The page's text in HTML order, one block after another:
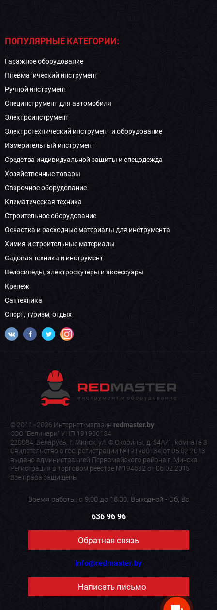
ПОПУЛЯРНЫЕ КАТЕГОРИИ:
Гаражное оборудование
Пневматический инструмент
Ручной инструмент
Специнструмент для автомобиля
Электроинструмент
Электротехнический инструмент и оборудование
Измерительный инструмент
Средства индивидуальной защиты и спецодежда
Хозяйственные товары
Сварочное оборудование
Климатическая техника
Строительное оборудование
Оснастка и расходные материалы для инструмента
Химия и строительные материалы
Садовая техника и инструмент
Велосипеды, электроскутеры и аксессуары
Крепеж
Сантехника
Спорт, туризм, отдых
© 2011–2026 Интернет-магазин redmaster.by.
ООО "Белинари" УНП 191900134
220084, Беларусь, г. Минск, ул. Ф.Скорины, д. 54А/1, комната 3
Свидетельство о гос. регистрации №191900134 от 05.02.2013
выдано администрацией Первомайского района г. Минска.
Регистрация в торговом реестре №194632 от 06.02.2015
Все права защищены
Время работы: с 9:00 до 18:00. Выходной - Сб, Вс
636 96 96
Обратная связь
info@redmaster.by
Написать письмо